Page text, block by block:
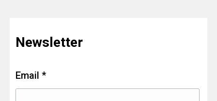
Newsletter
Email *